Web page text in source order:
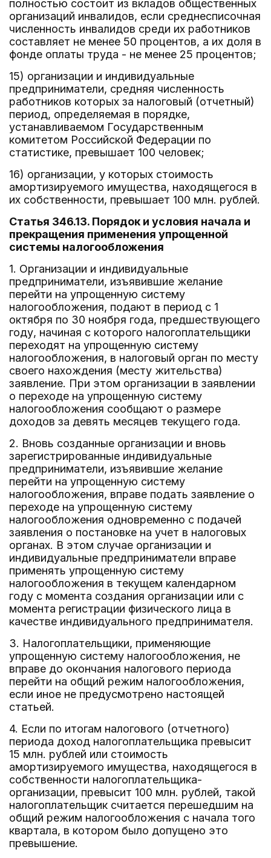
полностью состоит из вкладов общественных
организаций инвалидов, если среднесписочная
численность инвалидов среди их работников
составляет не менее 50 процентов, а их доля в
фонде оплаты труда - не менее 25 процентов;
15) организации и индивидуальные
предприниматели, средняя численность
работников которых за налоговый (отчетный)
период, определяемая в порядке,
устанавливаемом Государственным
комитетом Российской Федерации по
статистике, превышает 100 человек;
16) организации, у которых стоимость
амортизируемого имущества, находящегося в
их собственности, превышает 100 млн. рублей.
Статья 346.13. Порядок и условия начала и
прекращения применения упрощенной
системы налогообложения
1. Организации и индивидуальные
предприниматели, изъявившие желание
перейти на упрощенную систему
налогообложения, подают в период с 1
октября по 30 ноября года, предшествующего
году, начиная с которого налогоплательщики
переходят на упрощенную систему
налогообложения, в налоговый орган по месту
своего нахождения (месту жительства)
заявление. При этом организации в заявлении
о переходе на упрощенную систему
налогообложения сообщают о размере
доходов за девять месяцев текущего года.
2. Вновь созданные организации и вновь
зарегистрированные индивидуальные
предприниматели, изъявившие желание
перейти на упрощенную систему
налогообложения, вправе подать заявление о
переходе на упрощенную систему
налогообложения одновременно с подачей
заявления о постановке на учет в налоговых
органах. В этом случае организации и
индивидуальные предприниматели вправе
применять упрощенную систему
налогообложения в текущем календарном
году с момента создания организации или с
момента регистрации физического лица в
качестве индивидуального предпринимателя.
3. Налогоплательщики, применяющие
упрощенную систему налогообложения, не
вправе до окончания налогового периода
перейти на общий режим налогообложения,
если иное не предусмотрено настоящей
статьей.
4. Если по итогам налогового (отчетного)
периода доход налогоплательщика превысит
15 млн. рублей или стоимость
амортизируемого имущества, находящегося в
собственности налогоплательщика-
организации, превысит 100 млн. рублей, такой
налогоплательщик считается перешедшим на
общий режим налогообложения с начала того
квартала, в котором было допущено это
превышение.